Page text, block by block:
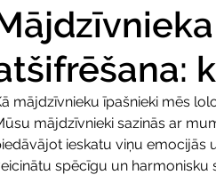
mājdzīvnieku īpašnieki mēs
mājdzīvnieki sazinās ar
ieskatu viņu emocijās
spēcīgu un harmonisku